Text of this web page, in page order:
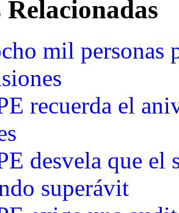
mil personas
recuerda el
desvela que el
superávit